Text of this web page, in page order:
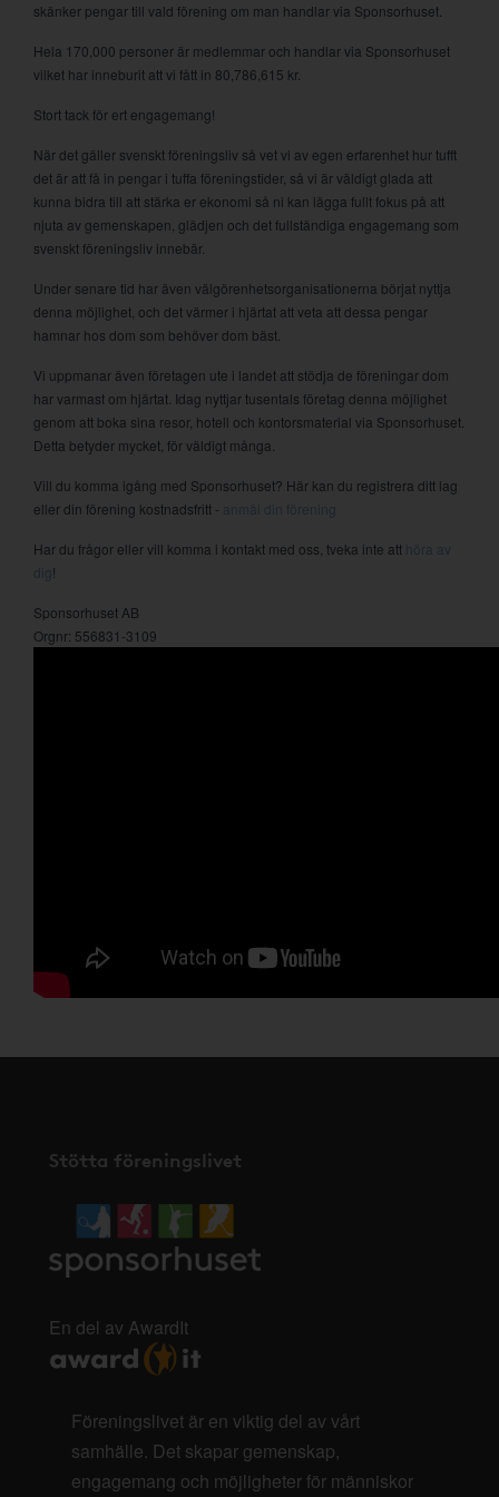
skänker pengar till vald förening om man handlar via Sponsorhuset.
Hela 170,000 personer är medlemmar och handlar via Sponsorhuset
vilket har inneburit att vi fått in 80,786,615 kr.
Stort tack för ert engagemang!
När det gäller svenskt föreningsliv så vet vi av egen erfarenhet hur tufft
det är att få in pengar i tuffa föreningstider, så vi är väldigt glada att
kunna bidra till att stärka er ekonomi så ni kan lägga fullt fokus på att
njuta av gemenskapen, glädjen och det fullständiga engagemang som
svenskt föreningsliv innebär.
Under senare tid har även välgörenhetsorganisationerna börjat nyttja
denna möjlighet, och det värmer i hjärtat att veta att dessa pengar
hamnar hos dom som behöver dom bäst.
Vi uppmanar även företagen ute i landet att stödja de föreningar dom
har varmast om hjärtat. Idag nyttjar tusentals företag denna möjlighet
genom att boka sina resor, hotell och kontorsmaterial via Sponsorhuset.
Detta betyder mycket, för väldigt många.
Vill du komma igång med Sponsorhuset? Här kan du registrera ditt lag
eller din förening kostnadsfritt -
anmäl din förening
Har du frågor eller vill komma i kontakt med oss, tveka inte att höra av
!
Sponsorhuset AB
Orgnr: 556831-3109
Stötta föreningslivet
En del av AwardIt
Föreningslivet är en viktig del av vårt
samhälle. Det skapar gemenskap,
engagemang och möjligheter för människor